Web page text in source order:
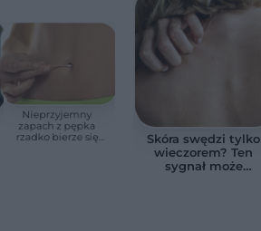
Nieprzyjemny
zapach z pępka
rzadko bierze się
Skóra swędzi tylko
wieczorem? Ten
sygnał może